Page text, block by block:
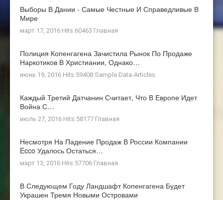
Выборы В Дании - Самые Честные И Справедливые В
Мире
март 17, 2016 Hits:60463 Главная
Полиция Копенгагена Зачистила Рынок По Продаже
Наркотиков В Христиании, Однако…
июнь 19, 2016 Hits:59408 Sample Data-Articles
Каждый Третий Датчанин Считает, Что В Европе Идет
Война С…
июль 27, 2016 Hits:58177 Главная
Несмотря На Падение Продаж В России Компании
Ecco Удалось Остаться…
март 13, 2016 Hits:57706 Главная
В Следующем Году Ландшафт Копенгагена Будет
Украшен Тремя Новыми Островами